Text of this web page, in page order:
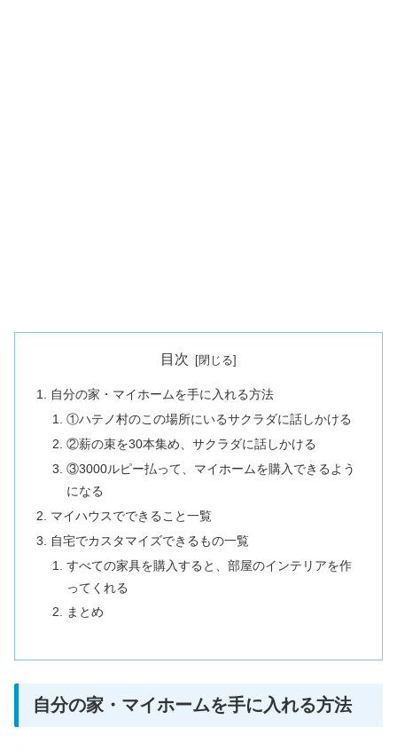
目次
自分の家・マイホームを手に入れる方法
①ハテノ村のこの場所にいるサクラダに話しかける
②薪の束を30本集め、サクラダに話しかける
③3000ルピー払って、マイホームを購入できるよう
になる
マイハウスでできること一覧
自宅でカスタマイズできるもの一覧
すべての家具を購入すると、部屋のインテリアを作
ってくれる
まとめ
自分の家・マイホームを手に入れる方法